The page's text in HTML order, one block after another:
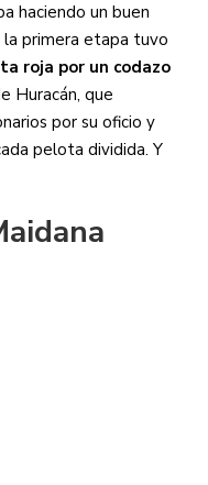
haciendo un buen
primera etapa tuvo
roja por un codazo
Huracán, que
por su oficio y
pelota dividida. Y